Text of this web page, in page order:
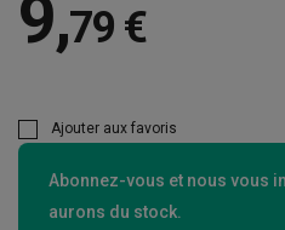
9,79 €
Ajouter aux favoris
Abonnez-vous et nous vous
aurons du stock.